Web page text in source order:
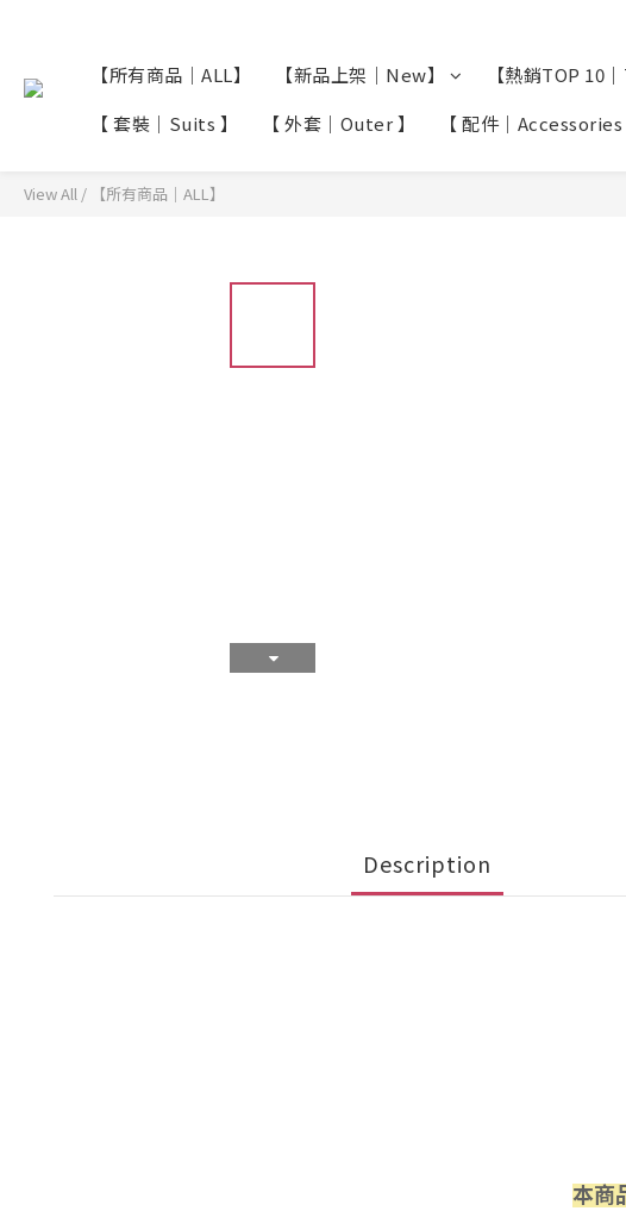
【所有商品｜ALL】 【新品上架｜New】 【熱銷TOP 10｜
【 套裝｜Suits 】
【 外套｜Outer 】 【 配件｜Accessories
View All / 【所有商品｜ALL】
Description
本商